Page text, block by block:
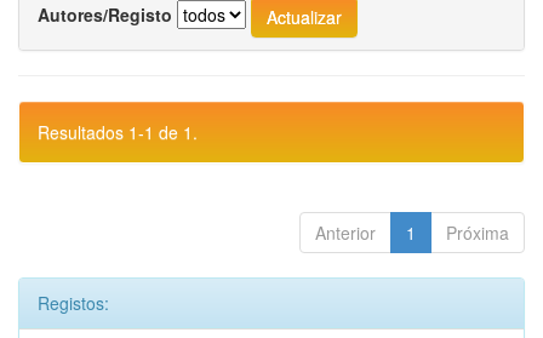
Autores/Registo
Resultados 1-1 de 1.
Anterior 1 Próxima
Registos: